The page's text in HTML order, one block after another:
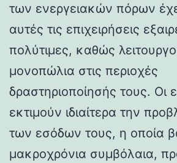
των ενεργειακών πόρων
αυτές τις επιχειρήσεις
πολύτιμες, καθώς
μονοπώλια στις περιοχές
δραστηριοποίησής τους. Οι
εκτιμούν ιδιαίτερα την
των εσόδων τους, η οποία
μακροχρόνια συμβόλαια,